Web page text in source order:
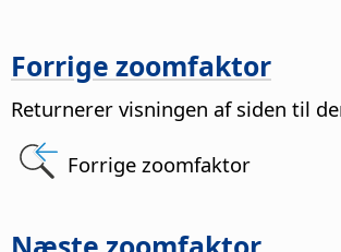
Forrige zoomfaktor
Returnerer visningen af siden til
Forrige zoomfaktor